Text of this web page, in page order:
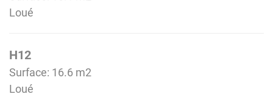
Loué
H12
Surface: 16.6 m2
Loué